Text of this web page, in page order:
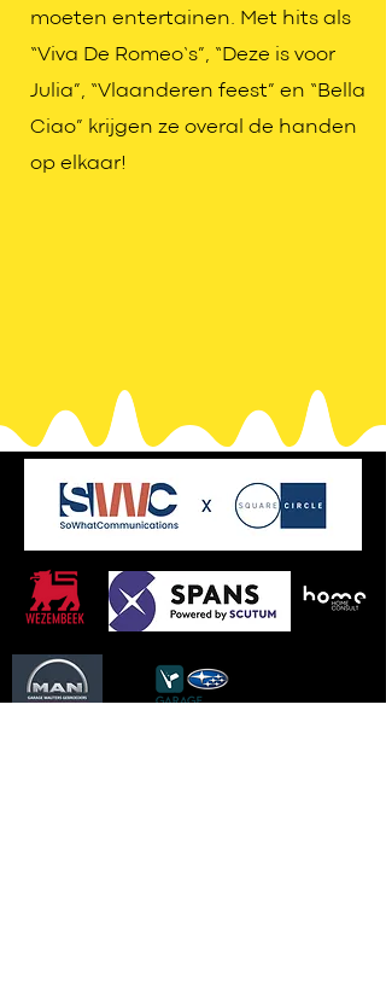
moeten entertainen. Met hits als
“Viva De Romeo’s”, “Deze is voor
Julia”, “Vlaanderen feest” en “Bella
Ciao” krijgen ze overal de handen
op elkaar!